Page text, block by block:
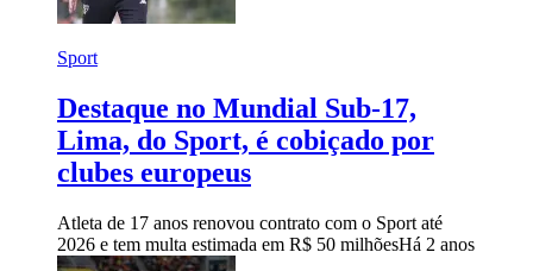
Sport
Destaque no Mundial Sub-17,
Lima, do Sport, é cobiçado por
clubes europeus
Atleta de 17 anos renovou contrato com o Sport até
2026 e tem multa estimada em R$ 50 milhõesHá 2 anos